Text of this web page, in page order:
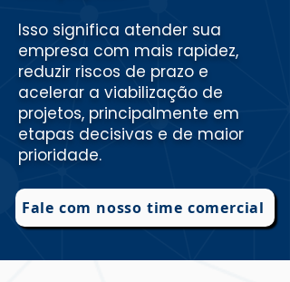
Isso significa atender sua
empresa com mais rapidez,
reduzir riscos de prazo e
acelerar a viabilização de
projetos, principalmente em
etapas decisivas e de maior
prioridade.
Fale com nosso time comercial